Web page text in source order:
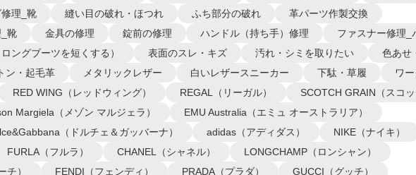
理_靴
縫い目の破れ・ほつれ ふち部分の破れ
革パーツ作製交換
靴
金具の修理 錠前の修理 ハンドル（持ち手）修理
ファスナー修理_
ングブーツを短くする）
表面のスレ・キズ 汚れ・シミを取りたい
色あせ
ン・起毛革
メタリックレザー 白いレザースニーカー 下駄・草履
ワ
RED WING（レッドウィング）
REGAL（リーガル）
SCOTCH GRAIN（スコッ
Margiela（メゾン マルジェラ）
EMU Australia（エミュ オーストラリア）
（ドルチェ＆ガッバーナ）
adidas（アディダス）
NIKE（ナイキ）
FURLA（フルラ）
CHANEL（シャネル）
LONGCHAMP（ロンシャン）
チ）
FENDI（フェンディ） PRADA（プラダ）
GUCCI（グッチ）